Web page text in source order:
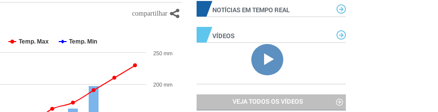
Temp. Max Temp. Min
200 mm
250 mm
NOTÍCIAS EM TEMPO REAL
VÍDEOS
VEJA TODOS OS VÍDEOS